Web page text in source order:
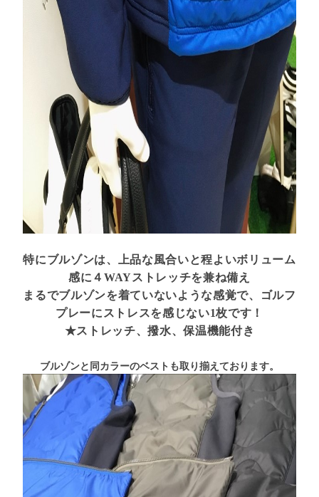
特にブルゾンは、上品な風合いと程よいボリューム
感に４WAYストレッチを兼ね備え
まるでブルゾンを着ていないような感覚で、ゴルフ
プレーにストレスを感じない1枚です！
★ストレッチ、撥水、保温機能付き
ブルゾンと同カラーのベストも取り揃えております。